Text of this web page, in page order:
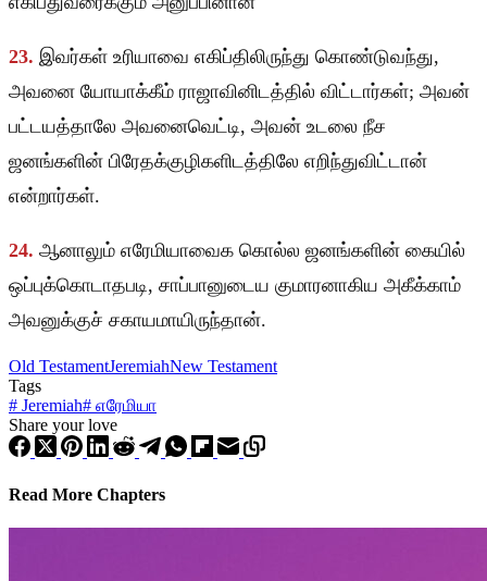
23. இவர்கள் உரியாவை எகிப்திலிருந்து கொண்டுவந்து,
அவனை யோயாக்கீம் ராஜாவினிடத்தில் விட்டார்கள்; அவன்
பட்டயத்தாலே அவனைவெட்டி, அவன் உடலை நீச
ஜனங்களின் பிரேதக்குழிகளிடத்திலே எறிந்துவிட்டான்
என்றார்கள்.
24. ஆனாலும் எரேமியாவைக கொல்ல ஜனங்களின் கையில்
ஒப்புக்கொடாதபடி, சாப்பானுடைய குமாரனாகிய அகீக்காம்
அவனுக்குச் சகாயமாயிருந்தான்.
Old TestamentJeremiahNew Testament
Tags
# Jeremiah# எரேமியா
Share your love
Read More Chapters